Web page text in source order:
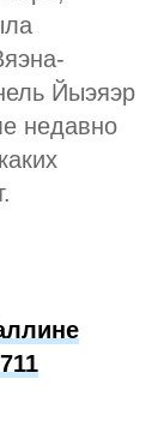
Йыэяэр
недавно